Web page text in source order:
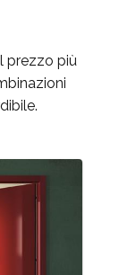
prezzo più